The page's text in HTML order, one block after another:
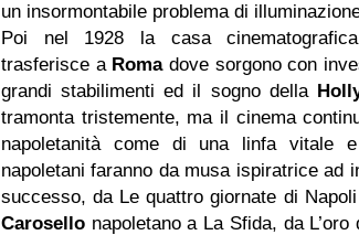
un insormontabile problema di
Poi nel 1928 la casa
trasferisce a Romadove sorgono con
grandi stabilimenti ed il sogno della
tramonta tristemente, ma il cinema
napoletanità come di una linfa vitale
napoletani faranno da musa ispiratrice ad
successo, da Le quattro giornate di
Carosello napoletano a La Sfida, da